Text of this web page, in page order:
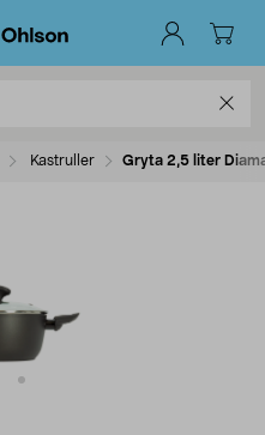
Kastruller Gryta 2,5 liter